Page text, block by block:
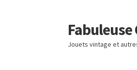
Aller
à
la
Aller
au
contenu
Fabuleuse
Jouets vintage et